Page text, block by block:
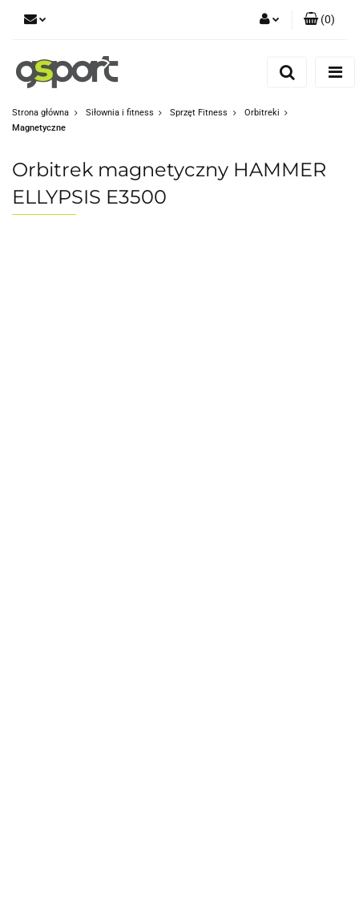
Dodaj zgłoszenie
(0)
Strona główna Siłownia i fitness Sprzęt Fitness
Orbitreki
Magnetyczne
Orbitrek magnetyczny HAMMER
ELLYPSIS E3500